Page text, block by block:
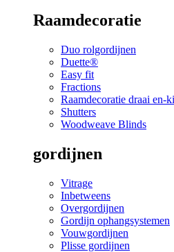
Raamdecoratie
Duo rolgordijnen
Duette®
Easy fit
Fractions
Raamdecoratie draai en-
Shutters
Woodweave Blinds
gordijnen
Vitrage
Inbetweens
Overgordijnen
Gordijn ophangsystemen
Vouwgordijnen
Plisse gordijnen